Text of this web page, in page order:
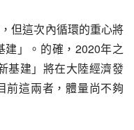
但這次內循環的重心將
建」。的確，2020年之
基建」將在大陸經濟發
前這兩者，體量尚不夠